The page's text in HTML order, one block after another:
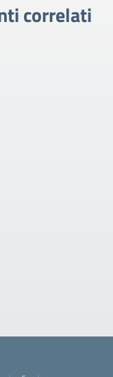
correlati